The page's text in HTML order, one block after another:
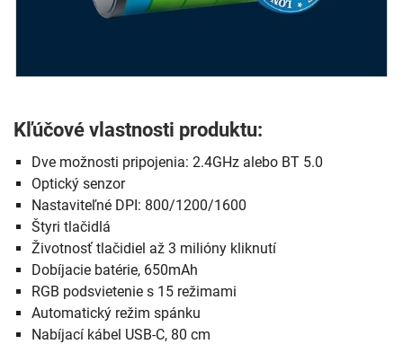
Kľúčové vlastnosti produktu:
Dve možnosti pripojenia: 2.4GHz alebo BT 5.0
Optický senzor
Nastaviteľné DPI: 800/1200/1600
Štyri tlačidlá
Životnosť tlačidiel až 3 milióny kliknutí
Dobíjacie batérie, 650mAh
RGB podsvietenie s 15 režimami
Automatický režim spánku
Nabíjací kábel USB-C, 80 cm